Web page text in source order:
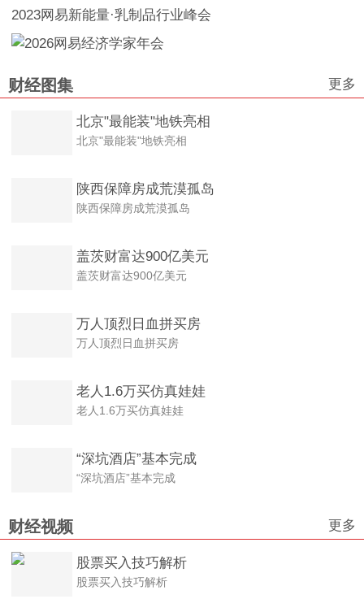
2023网易新能量·乳制品行业峰会
财经图集 更多
北京"最能装"地铁亮相
北京"最能装"地铁亮相
陕西保障房成荒漠孤岛
陕西保障房成荒漠孤岛
盖茨财富达900亿美元
盖茨财富达900亿美元
万人顶烈日血拼买房
万人顶烈日血拼买房
老人1.6万买仿真娃娃
老人1.6万买仿真娃娃
“深坑酒店”基本完成
“深坑酒店”基本完成
财经视频 更多
股票买入技巧解析
股票买入技巧解析